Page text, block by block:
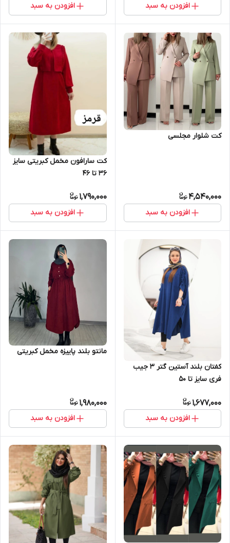
افزودن به سبد افزودن به سبد
کت شلوار مجلسی
4,540,000
افزودن به سبد
کت سارافون مخمل کبریتی سایز
۳۶ تا ۴۶
1,790,000
افزودن به سبد
کفتان بلند آستین گتر ۳ جیب
فری سایز تا ۵۰
1,677,000
افزودن به سبد
مانتو بلند پاییزه مخمل کبریتی
1,980,000
افزودن به سبد